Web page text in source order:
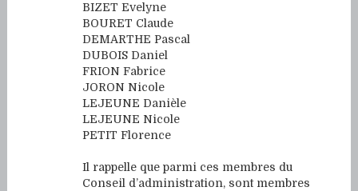
BIZET Evelyne
BOURET Claude
DEMARTHE Pascal
DUBOIS Daniel
FRION Fabrice
JORON Nicole
LEJEUNE Danièle
LEJEUNE Nicole
PETIT Florence
Il rappelle que parmi ces membres du
Conseil d’administration, sont membres